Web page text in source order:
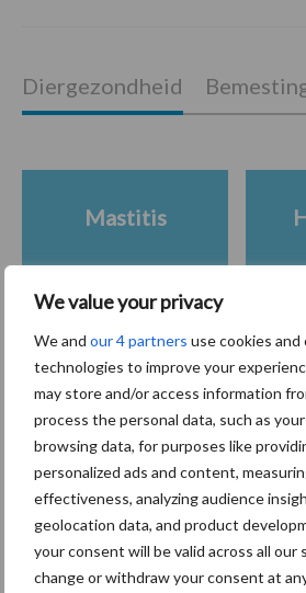
We value your privacy
We and our 4 partners use cookies
technologies to improve your
may store and/or access information
process the personal data, such as
browsing data, for purposes like
personalized ads and content,
effectiveness, analyzing audience
geolocation data, and product
your consent will be valid across all our
change or withdraw your consent at
Primaire
Sidebar
Recent nieuws
7 aug
droogte en
handel in de
Diergezondheid
Mastitis
Toon meer